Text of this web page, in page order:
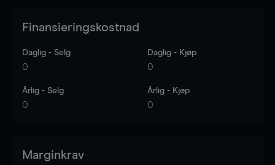
Finansieringskostnad
Daglig - Selg
0
Daglig - Kjøp
0
Årlig - Selg
0
Årlig - Kjøp
0
Marginkrav